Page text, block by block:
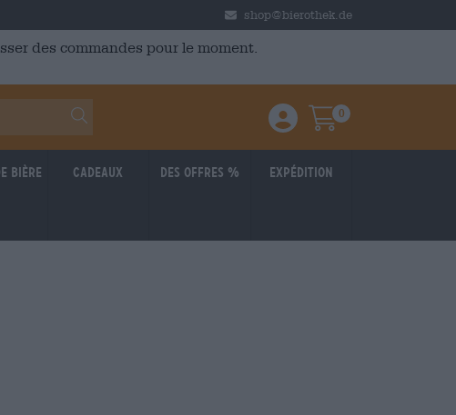
shop@bierothek.de
des commandes pour le moment.
Einloggen / Anmelden
Warenkorb
0
bière Cadeaux Des offres % Expédition